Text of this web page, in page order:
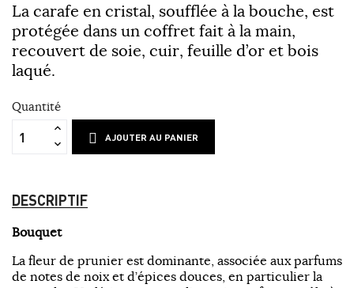
La carafe en cristal, soufflée à la bouche, est
protégée dans un coffret fait à la main,
recouvert de soie, cuir, feuille d’or et bois
laqué.
Quantité
AJOUTER AU PANIER
DESCRIPTIF
Bouquet
La fleur de prunier est dominante, associée aux parfums
de notes de noix et d’épices douces, en particulier la